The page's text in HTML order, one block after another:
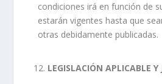
condiciones irá en función de
estarán vigentes hasta que
otras debidamente publicadas.
LEGISLACIÓN APLICABLE Y